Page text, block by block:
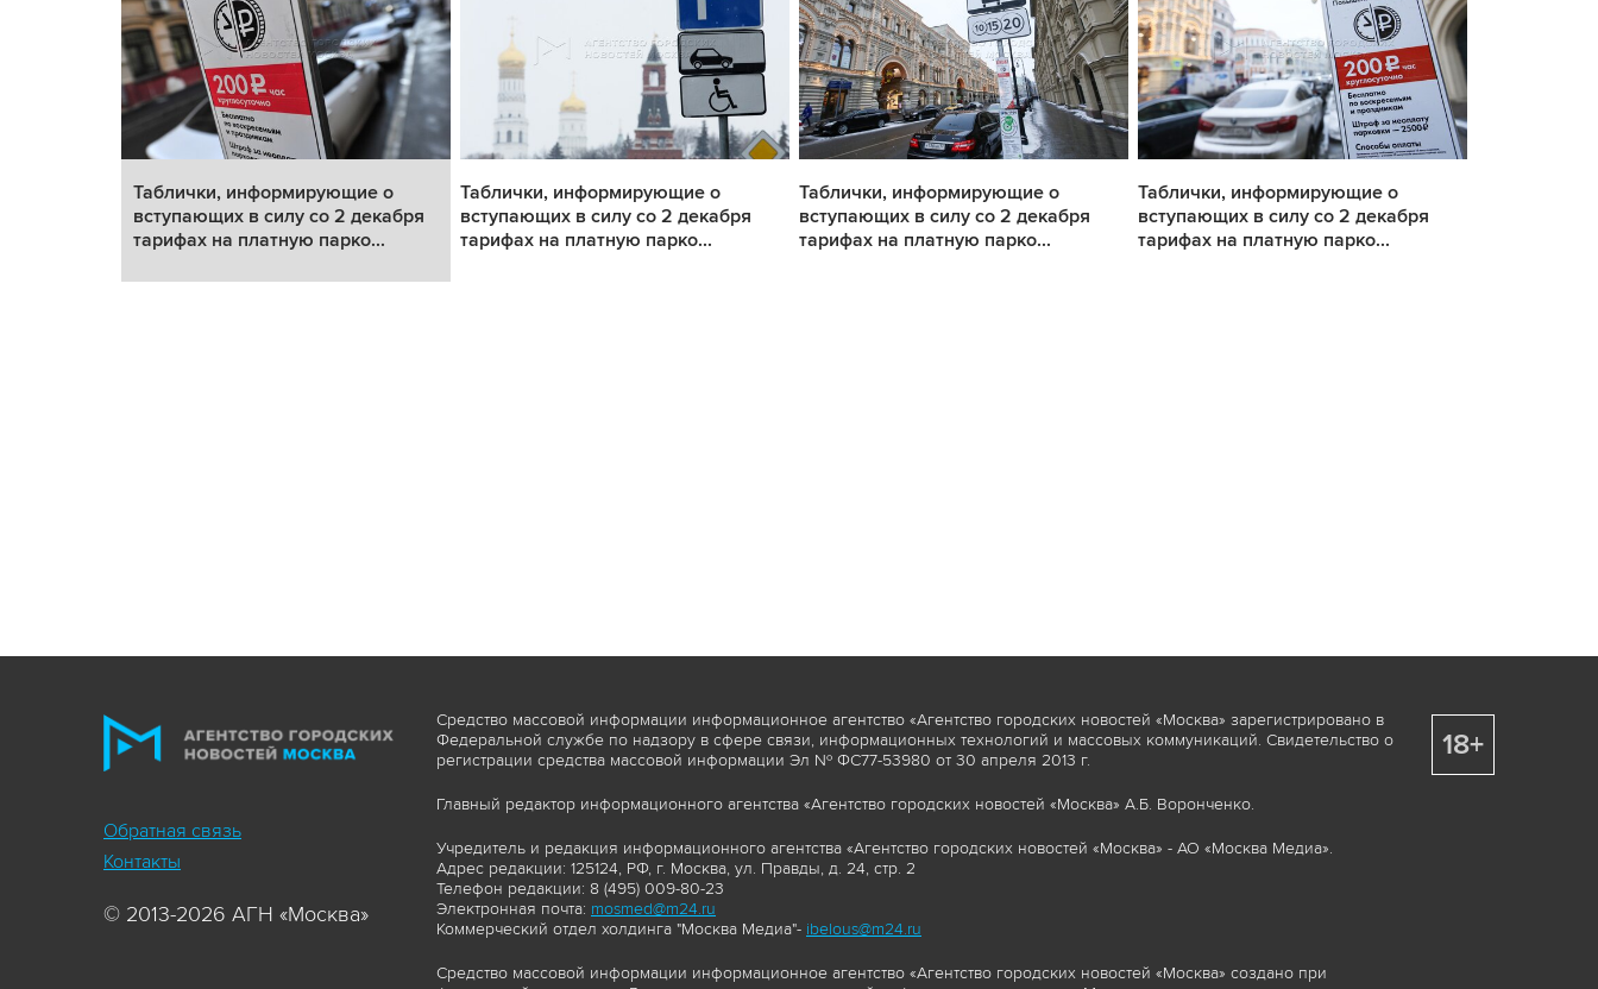
Таблички, информирующие о
вступающих в силу со 2 декабря
тарифах на платную парко...
Таблички, информирующие о
вступающих в силу со 2 декабря
тарифах на платную парко...
Таблички, информирующие о
вступающих в силу со 2 декабря
тарифах на платную парко...
Таблички, информирующие о
вступающих в силу со 2 декабря
тарифах на платную парко...
Обратная связь
Контакты
© 2013-2026 АГН «Москва»
Средство массовой информации информационное агентство «Агентство городских новостей «Москва» зарегистрировано в
Федеральной службе по надзору в сфере связи, информационных технологий и массовых коммуникаций. Свидетельство о
регистрации средства массовой информации Эл № ФС77-53980 от 30 апреля 2013 г.
Главный редактор информационного агентства «Агентство городских новостей «Москва» А.Б. Воронченко.
Учредитель и редакция информационного агентства «Агентство городских новостей «Москва» - АО «Москва Медиа».
Адрес редакции: 125124, РФ, г. Москва, ул. Правды, д. 24, стр. 2
Телефон редакции: 8 (495) 009-80-23
Электронная почта: mosmed@m24.ru
Коммерческий отдел холдинга "Москва Медиа"- ibelous@m24.ru
Средство массовой информации информационное агентство «Агентство городских новостей «Москва» создано при
18+